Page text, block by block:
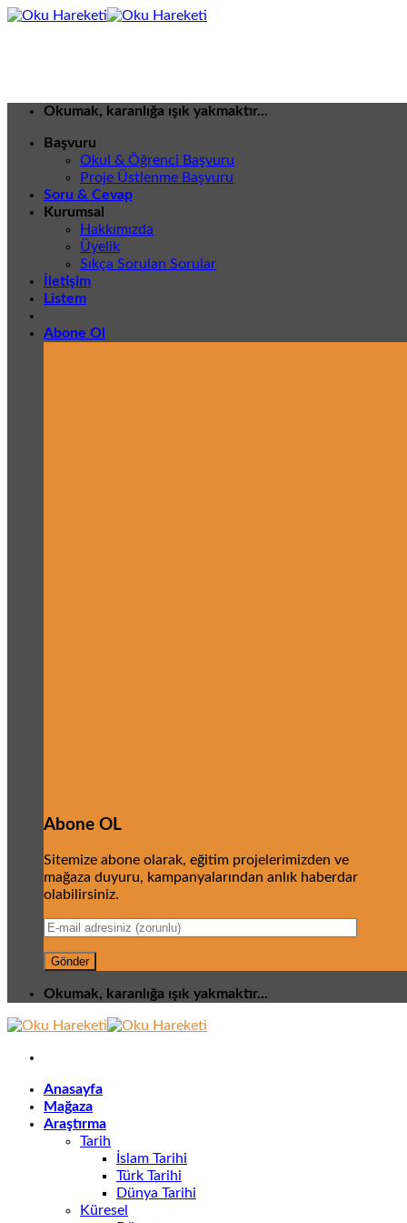
İçeriğe
Okumak, karanlığa ışık yakmaktır...
Başvuru
Okul & Öğrenci Başvuru
Proje Üstlenme Başvuru
Soru & Cevap
Kurumsal
Hakkımızda
Üyelik
Sıkça Sorulan Sorular
İletişim
Listem
Abone Ol
Abone OL
Sitemize abone olarak, eğitim projelerimizden ve
mağaza duyuru, kampanyalarından anlık haberdar
olabilirsiniz.
Okumak, karanlığa ışık yakmaktır...
Anasayfa
Mağaza
Araştırma
Tarih
İslam Tarihi
Türk Tarihi
Dünya Tarihi
Küresel